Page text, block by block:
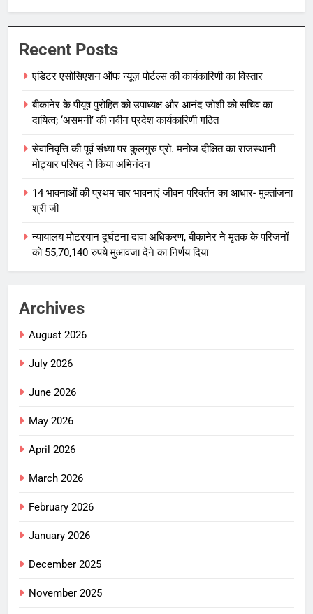
Recent Posts
एडिटर एसोसिएशन ऑफ न्यूज़ पोर्टल्स की कार्यकारिणी का विस्तार
बीकानेर के पीयूष पुरोहित को उपाध्यक्ष और आनंद जोशी को सचिव का
दायित्व; ‘असमनी’ की नवीन प्रदेश कार्यकारिणी गठित
सेवानिवृत्ति की पूर्व संध्या पर कुलगुरु प्रो. मनोज दीक्षित का राजस्थानी
मोट्यार परिषद ने किया अभिनंदन
14 भावनाओं की प्रथम चार भावनाएं जीवन परिवर्तन का आधार- मुक्तांजना
श्री जी
न्यायालय मोटरयान दुर्घटना दावा अधिकरण, बीकानेर ने मृतक के परिजनों
को 55,70,140 रुपये मुआवजा देने का निर्णय दिया
Archives
August 2026
July 2026
June 2026
May 2026
April 2026
March 2026
February 2026
January 2026
December 2025
November 2025